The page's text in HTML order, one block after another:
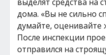
дома. «Вы не сильно
думайте, оценивайте
После инспекции
отправился на